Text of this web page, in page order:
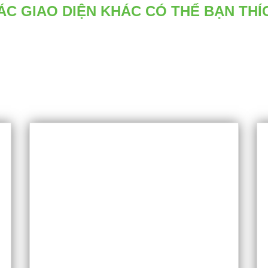
GIAO DIỆN KHÁC CÓ THỂ BẠN